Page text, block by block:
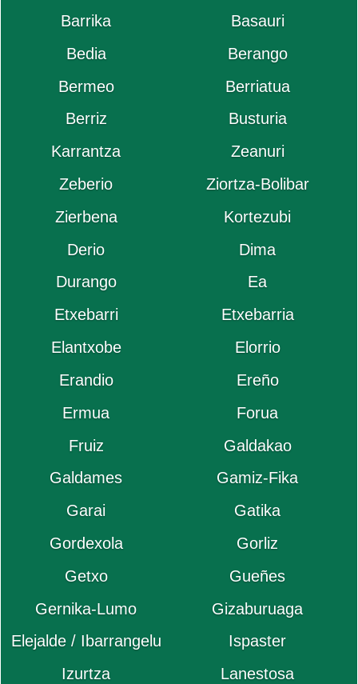
Barrika
Basauri
Bedia
Berango
Bermeo
Berriatua
Berriz
Busturia
Karrantza
Zeanuri
Zeberio
Ziortza-Bolibar
Zierbena
Kortezubi
Derio
Dima
Durango
Ea
Etxebarri
Etxebarria
Elantxobe
Elorrio
Erandio
Ereño
Ermua
Forua
Fruiz
Galdakao
Galdames
Gamiz-Fika
Garai
Gatika
Gordexola
Gorliz
Getxo
Gueñes
Gernika-Lumo
Gizaburuaga
Elejalde / Ibarrangelu
Ispaster
Izurtza
Lanestosa